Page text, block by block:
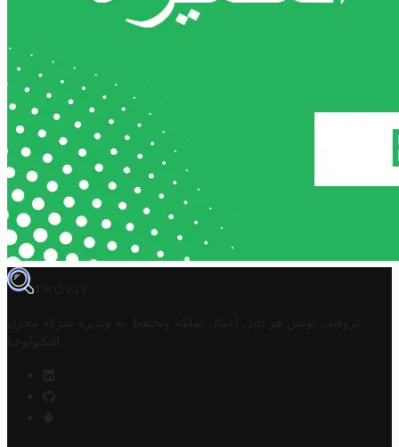
TROVIT
تروفيت تونس هو دليل أعمال تملكه وتحتفظ به وتديره
شركة مخزن
التكنولوجيا